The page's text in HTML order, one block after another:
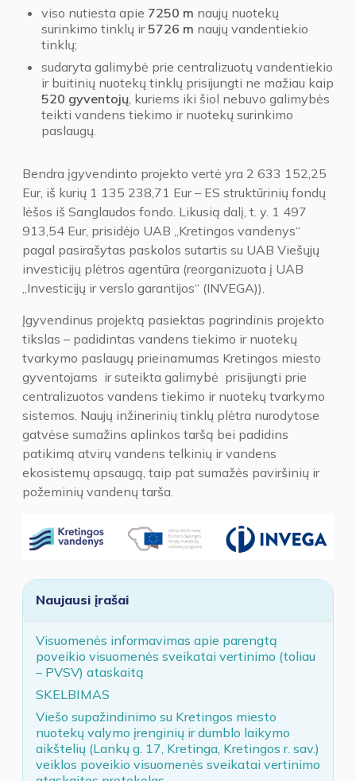
viso nutiesta apie 7250 m naujų nuotekų
surinkimo tinklų ir5726 m naujų vandentiekio
tinklų;
sudaryta galimybė prie centralizuotų vandentiekio
ir buitinių nuotekų tinklų prisijungti ne mažiau kaip
520 gyventojų, kuriems iki šiol nebuvo galimybės
teikti vandens tiekimo ir nuotekų surinkimo
paslaugų.
Bendra įgyvendinto projekto vertė yra 2 633 152,25
Eur, iš kurių 1 135 238,71 Eur – ES struktūrinių fondų
lėšos iš Sanglaudos fondo. Likusią dalį, t. y. 1 497
913,54 Eur, prisidėjo UAB „Kretingos vandenys“
pagal pasirašytas paskolos sutartis su UAB Viešųjų
investicijų plėtros agentūra (reorganizuota į UAB
„Investicijų ir verslo garantijos“ (INVEGA)).
Įgyvendinus projektą pasiektas pagrindinis projekto
tikslas – padidintas vandens tiekimo ir nuotekų
tvarkymo paslaugų prieinamumas Kretingos miesto
gyventojams ir suteikta galimybė prisijungti prie
centralizuotos vandens tiekimo ir nuotekų tvarkymo
sistemos. Naujų inžinerinių tinklų plėtra nurodytose
gatvėse sumažins aplinkos taršą bei padidins
patikimą atvirų vandens telkinių ir vandens
ekosistemų apsaugą, taip pat sumažės paviršinių ir
požeminių vandenų tarša.
Naujausi įrašai
Visuomenės informavimas apie parengtą
poveikio visuomenės sveikatai vertinimo (toliau
– PVSV) ataskaitą
SKELBIMAS
Viešo supažindinimo su Kretingos miesto
nuotekų valymo įrenginių ir dumblo laikymo
aikštelių (Lankų g. 17, Kretinga, Kretingos r. sav.)
veiklos poveikio visuomenės sveikatai vertinimo